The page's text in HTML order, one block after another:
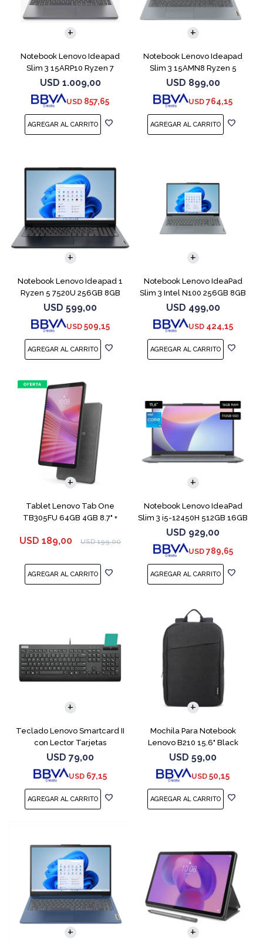
Notebook Lenovo Ideapad
Slim 3 15ARP10 Ryzen 7
7735HS 512 16
USD 1.009,00
USD 857,65
Notebook Lenovo Ideapad
Slim 3 15AMN8 Ryzen 5
7520U 512 16GB
USD 899,00
USD 764,15
Notebook Lenovo Ideapad 1
Ryzen 5 7520U 256GB 8GB
Abyss Blue
USD 599,00
USD 509,15
Notebook Lenovo IdeaPad
Slim 3 Intel N100 256GB 8GB
USD 499,00
USD 424,15
Tablet Lenovo Tab One
TB305FU 64GB 4GB 8.7" +
USD 189,00 USD 199,00
Notebook Lenovo IdeaPad
Slim 3 i5-12450H 512GB 16GB
15.6"
USD 929,00
USD 789,65
COMPARAR
Teclado Lenovo Smartcard II
con Lector Tarjetas
Inteligente
USD 79,00
USD 67,15
Mochila Para Notebook
Lenovo B210 15.6" Black
USD 59,00
USD 50,15